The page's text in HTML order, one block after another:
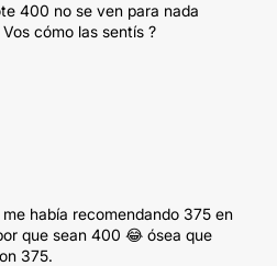
400 no se ven para nada
cómo las sentís ?
había recomendando 375 en
que sean 400 😂 ósea que
375.